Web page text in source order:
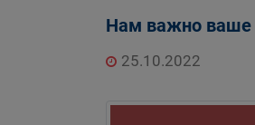
Нам важно ваше
25.10.2022